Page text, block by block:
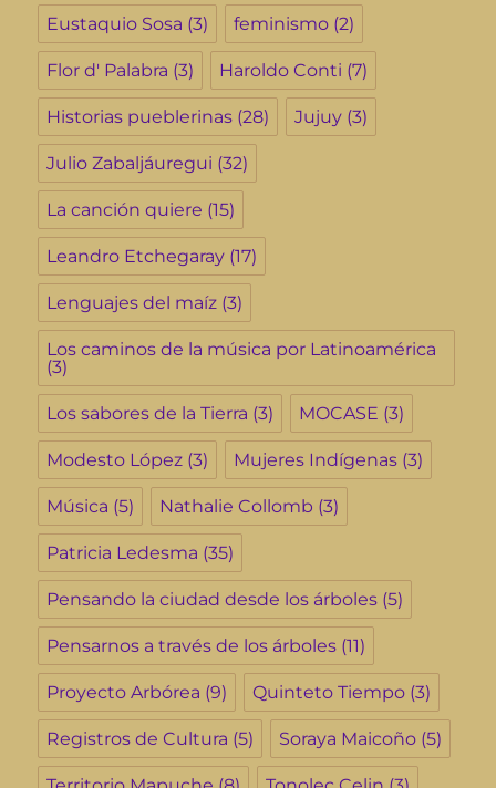
Eustaquio Sosa (3) feminismo (2)
Flor d' Palabra (3) Haroldo Conti (7)
Historias pueblerinas (28) Jujuy (3)
Julio Zabaljáuregui (32)
La canción quiere (15)
Leandro Etchegaray (17)
Lenguajes del maíz (3)
Los caminos de la música por Latinoamérica
(3)
Los sabores de la Tierra (3) MOCASE (3)
Modesto López (3) Mujeres Indígenas (3)
Música (5) Nathalie Collomb (3)
Patricia Ledesma (35)
Pensando la ciudad desde los árboles (5)
Pensarnos a través de los árboles (11)
Proyecto Arbórea (9) Quinteto Tiempo (3)
Registros de Cultura (5) Soraya Maicoño (5)